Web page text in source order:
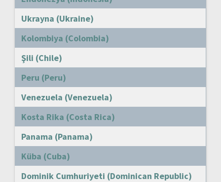
Ukrayna (Ukraine)
Kolombiya (Colombia)
Şili (Chile)
Peru (Peru)
Venezuela (Venezuela)
Kosta Rika (Costa Rica)
Panama (Panama)
Küba (Cuba)
Dominik Cumhuriyeti (Dominican Republic)